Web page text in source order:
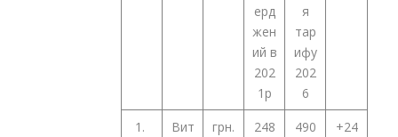
ерд
жен
ий в
202
1р
я
тар
ифу
202
6
1.
Вит
грн.
248
490
+24